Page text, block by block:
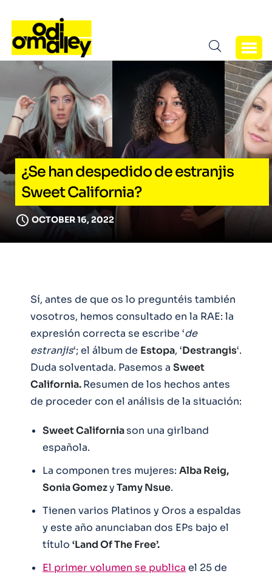
¿Se han despedido de estranjis
Sweet California?
OCTOBER 16, 2022
Sí, antes de que os lo preguntéis también
vosotros, hemos consultado en la RAE: la
expresión correcta se escribe ‘de
estranjis‘; el álbum de Estopa, ‘Destrangis‘.
Duda solventada. Pasemos a Sweet
California.Resumen de los hechos antes
de proceder con el análisis de la situación:
Sweet Californiason una girlband
española.
La componen tres mujeres: Alba Reig,
Sonia GomezyTamy Nsue.
Tienen varios Platinos y Oros a espaldas
y este año anunciaban dos EPs bajo el
título ‘Land Of The Free’.
El primer volumen se publica el 25 de